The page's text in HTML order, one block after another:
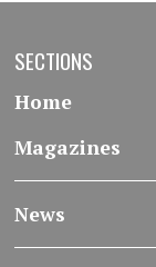
SECTIONS
Home
Magazines
News